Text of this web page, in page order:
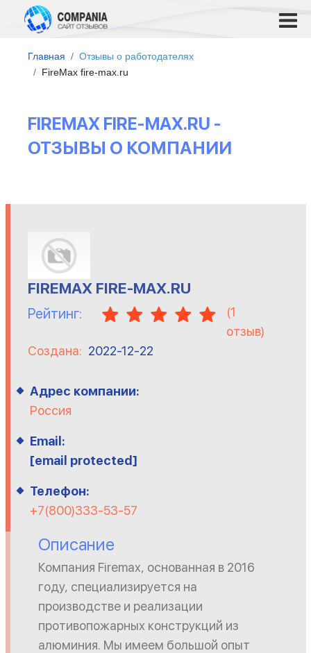
Главная
Отзывы о работодателях
FireMax fire-max.ru
FIREMAX FIRE-MAX.RU -
ОТЗЫВЫ О КОМПАНИИ
FIREMAX FIRE-MAX.RU
Рейтинг: (1
отзыв)
Создана: 2022-12-22
Адрес компании:
Россия
Email:
[email protected]
Телефон:
+7(800)333-53-57
Описание
Компания Firemax, основанная в 2016
году, специализируется на
производстве и реализации
противопожарных конструкций из
алюминия. Мы имеем большой опыт